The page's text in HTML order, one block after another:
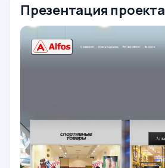
Презентация проекта